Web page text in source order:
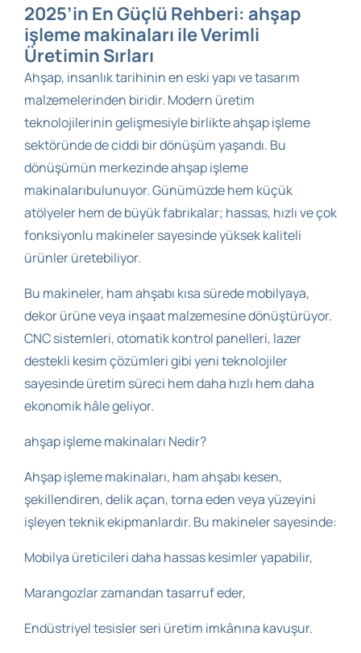
2025’in En Güçlü Rehberi: ahşap
işleme makinaları ile Verimli
Üretimin Sırları
Ahşap, insanlık tarihinin en eski yapı ve tasarım
malzemelerinden biridir. Modern üretim
teknolojilerinin gelişmesiyle birlikte ahşap işleme
sektöründe de ciddi bir dönüşüm yaşandı. Bu
dönüşümün merkezinde ahşap işleme
makinalarıbulunuyor. Günümüzde hem küçük
atölyeler hem de büyük fabrikalar; hassas, hızlı ve çok
fonksiyonlu makineler sayesinde yüksek kaliteli
ürünler üretebiliyor.
Bu makineler, ham ahşabı kısa sürede mobilyaya,
dekor ürüne veya inşaat malzemesine dönüştürüyor.
CNC sistemleri, otomatik kontrol panelleri, lazer
destekli kesim çözümleri gibi yeni teknolojiler
sayesinde üretim süreci hem daha hızlı hem daha
ekonomik hâle geliyor.
ahşap işleme makinaları Nedir?
Ahşap işleme makinaları, ham ahşabı kesen,
şekillendiren, delik açan, torna eden veya yüzeyini
işleyen teknik ekipmanlardır. Bu makineler sayesinde:
Mobilya üreticileri daha hassas kesimler yapabilir,
Marangozlar zamandan tasarruf eder,
Endüstriyel tesisler seri üretim imkânına kavuşur.